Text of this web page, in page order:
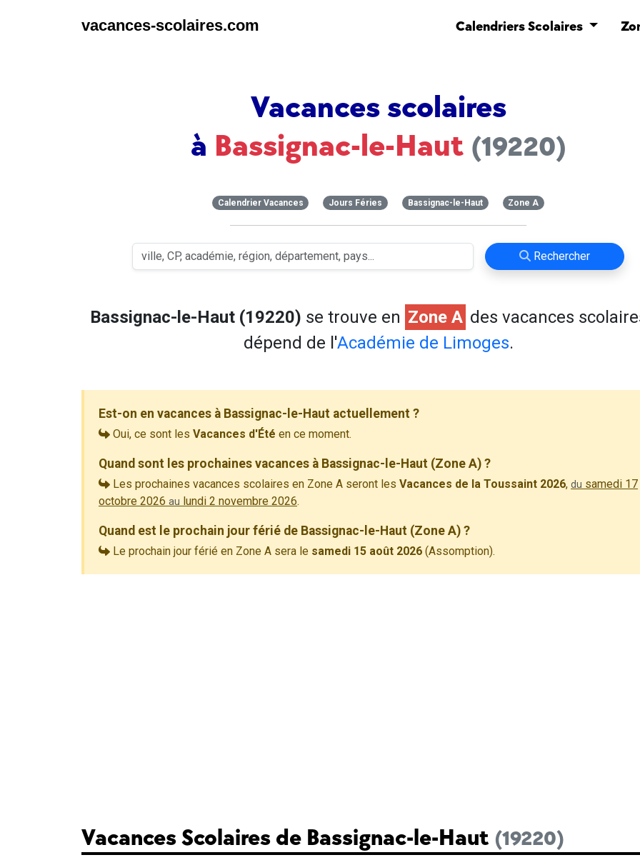
vacances-scolaires.com Calendriers Scolaires
Vacances scolaires
à Bassignac-le-Haut (19220)
Calendrier Vacances Jours Féries Bassignac-le-Haut Zone A
Rechercher
Bassignac-le-Haut (19220) se trouve en Zone A des vacances
dépend de l'Académie de Limoges.
Est-on en vacances à Bassignac-le-Haut actuellement ?
Oui, ce sont les Vacances d'Été en ce moment.
Quand sont les prochaines vacances à Bassignac-le-Haut (Zone A) ?
Les prochaines vacances scolaires en Zone A seront les Vacances de la Toussaint 2026, du samedi 17
octobre 2026 au lundi 2 novembre 2026.
Quand est le prochain jour férié de Bassignac-le-Haut (Zone A) ?
Le prochain jour férié en Zone A sera le samedi 15 août 2026 (Assomption).
Vacances Scolaires de Bassignac-le-Haut (19220)